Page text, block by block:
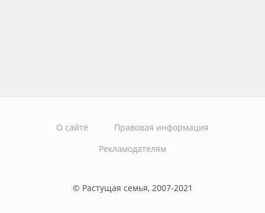
О сайте
Правовая информация
Рекламодателям
© Растущая семья, 2007-2021